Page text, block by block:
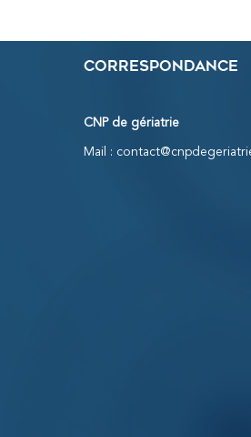
Correspondance
CNP de gériatrie
Mail :